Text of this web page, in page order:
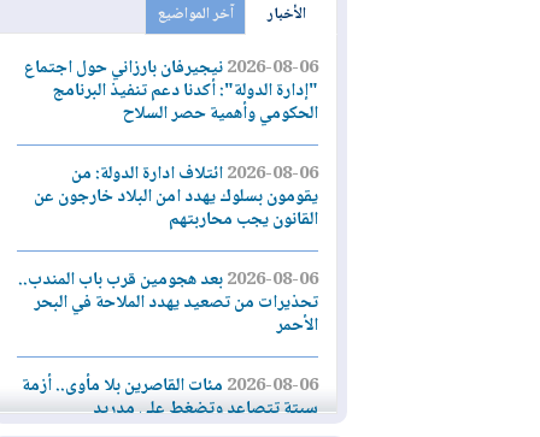
الأخبار آخر المواضيع
2026-08-06نيجيرفان بارزاني حول اجتماع
"إدارة الدولة": أكدنا دعم تنفيذ البرنامج
الحكومي وأهمية حصر السلاح
2026-08-06ائتلاف ادارة الدولة: من
يقومون بسلوك يهدد امن البلاد خارجون عن
القانون يجب محاربتهم
2026-08-06بعد هجومين قرب باب المندب..
تحذيرات من تصعيد يهدد الملاحة في البحر
الأحمر
2026-08-06مئات القاصرين بلا مأوى.. أزمة
سبتة تتصاعد وتضغط على مدريد